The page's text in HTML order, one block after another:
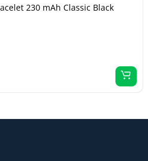
230 mAh Classic Black